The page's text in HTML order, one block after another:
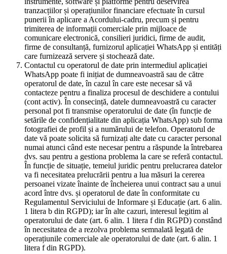
tranzacțiilor și operațiunilor financiare efectuate în cursul
punerii în aplicare a Acordului-cadru, precum și pentru
trimiterea de informații comerciale prin mijloace de
comunicare electronică, consilieri juridici, firme de audit,
firme de consultanță, furnizorul aplicației WhatsApp și entități
care furnizează servere și stochează date.
Contactul cu operatorul de date prin intermediul aplicației
WhatsApp poate fi inițiat de dumneavoastră sau de către
operatorul de date, în cazul în care este necesar să vă
contacteze pentru a finaliza procesul de deschidere a contului
(cont activ). În consecință, datele dumneavoastră cu caracter
personal pot fi transmise operatorului de date (în funcție de
setările de confidențialitate din aplicația WhatsApp) sub forma
fotografiei de profil și a numărului de telefon. Operatorul de
date vă poate solicita să furnizați alte date cu caracter personal
numai atunci când este necesar pentru a răspunde la întrebarea
dvs. sau pentru a gestiona problema la care se referă contactul.
În funcție de situație, temeiul juridic pentru prelucrarea datelor
va fi necesitatea prelucrării pentru a lua măsuri la cererea
persoanei vizate înainte de încheierea unui contract sau a unui
acord între dvs. și operatorul de date în conformitate cu
Regulamentul Serviciului de Informare și Educație (art. 6 alin.
1 litera b din RGPD); iar în alte cazuri, interesul legitim al
operatorului de date (art. 6 alin. 1 litera f din RGPD) constând
în necesitatea de a rezolva problema semnalată legată de
operațiunile comerciale ale operatorului de date (art. 6 alin. 1
litera f din RGPD).